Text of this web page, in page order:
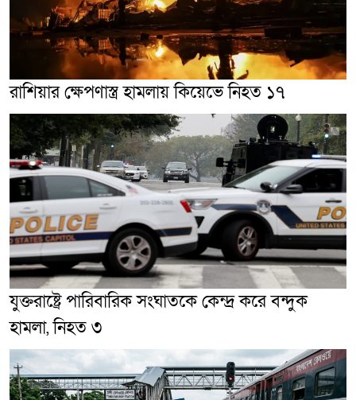
রাশিয়ার ক্ষেপণাস্ত্র হামলায় কিয়েভে নিহত ১৭
যুক্তরাষ্ট্রে পারিবারিক সংঘাতকে কেন্দ্র করে বন্দুক
হামলা, নিহত ৩